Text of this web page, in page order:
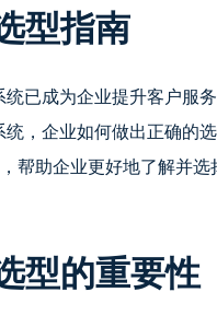
型指南
已成为企业提升客户服
，企业如何做出正确的
帮助企业更好地了解并选
型的重要性